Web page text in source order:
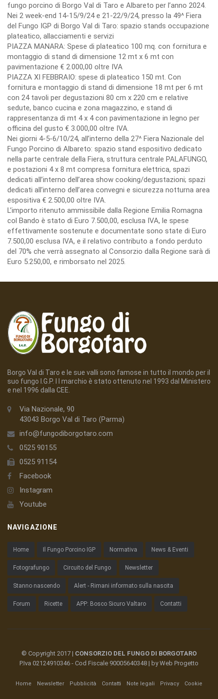
fungo porcino di Borgo Val di Taro e Albareto per l’anno 2024.
Nei 2 week-end 14-15/9/24 e 21-22/9/24, presso la 49^ Fiera
del Fungo IGP di Borgo Val di Taro: spazio stands occupazione
plateatico, allacciamenti e servizi
PIAZZA MANARA: Spese di plateatico 100 mq. con fornitura e
montaggio di stand di dimensione 12 mt x 6 mt con
pavimentazione € 2.000,00 oltre IVA
PIAZZA XI FEBBRAIO: spese di plateatico 150 mt. Con
fornitura e montaggio di stand di dimensione 18 mt per 6 mt
con 24 tavoli per degustazioni 80 cm x 220 cm e relative
sedute, banco cucina e zona magazzino, e stand di
rappresentanza di mt 4 x 4 con pavimentazione in legno per
officina del gusto € 3.000,00 oltre IVA.
Nei giorni 4-5-6/10/24, all’interno della 27^ Fiera Nazionale del
Fungo Porcino di Albareto: spazio stand espositivo dedicato
nella parte centrale della Fiera, struttura centrale PALAFUNGO,
e postazioni 4 x 8 mt compresa fornitura elettrica, spazi
dedicati all’interno dell’area show cooking/degustazioni; spazi
dedicati all’interno dell’area convegni e sicurezza notturna area
espositiva € 2.500,00 oltre IVA.
L’importo ritenuto ammissibile dalla Regione Emilia Romagna
col Bando è stato di Euro 7.500,00, esclusa IVA, le spese
effettivamente sostenute e documentate sono state di Euro
7.500,00 esclusa IVA, e il relativo contributo a fondo perduto
del 70% che verrà assegnato al Consorzio dalla Regione sarà di
Euro 5.250,00, e rimborsato nel 2025.
Borgo Val di Taro e le sue valli sono famose in tutto il mondo per il
suo fungo I.G.P. I l marchio è stato ottenuto nel 1993 dal Ministero
e nel 1996 dalla CEE.
Via Nazionale, 90
43043 Borgo Val di Taro (Parma)
info@fungodiborgotaro.com
0525 90155
0525 91154
Facebook
Instagram
Youtube
NAVIGAZIONE
Home Il Fungo Porcino IGP Normativa News & Eventi
Fotografungo Circuito del Fungo Newsletter
Stanno nascendo Alert - Rimani informato sulla nascita
Forum Ricette APP: Bosco Sicuro Valtaro Contatti
© Copyright 2017 | CONSORZIO DEL FUNGO DI BORGOTARO
P.Iva 02124910346 - Cod Fiscale 90005640348 | byWeb Progetto
Home Newsletter Pubblicità Contatti Note legali Privacy Cookie